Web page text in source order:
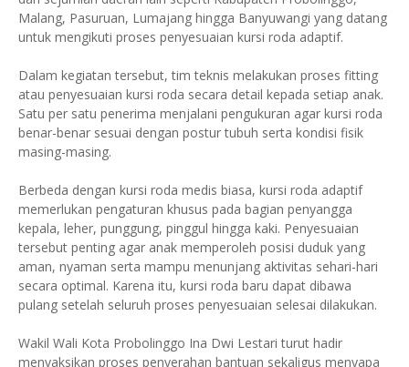
Malang, Pasuruan, Lumajang hingga Banyuwangi yang datang
untuk mengikuti proses penyesuaian kursi roda adaptif.
Dalam kegiatan tersebut, tim teknis melakukan proses fitting
atau penyesuaian kursi roda secara detail kepada setiap anak.
Satu per satu penerima menjalani pengukuran agar kursi roda
benar-benar sesuai dengan postur tubuh serta kondisi fisik
masing-masing.
Berbeda dengan kursi roda medis biasa, kursi roda adaptif
memerlukan pengaturan khusus pada bagian penyangga
kepala, leher, punggung, pinggul hingga kaki. Penyesuaian
tersebut penting agar anak memperoleh posisi duduk yang
aman, nyaman serta mampu menunjang aktivitas sehari-hari
secara optimal. Karena itu, kursi roda baru dapat dibawa
pulang setelah seluruh proses penyesuaian selesai dilakukan.
Wakil Wali Kota Probolinggo Ina Dwi Lestari turut hadir
menyaksikan proses penyerahan bantuan sekaligus menyapa